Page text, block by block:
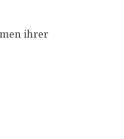
ihrer